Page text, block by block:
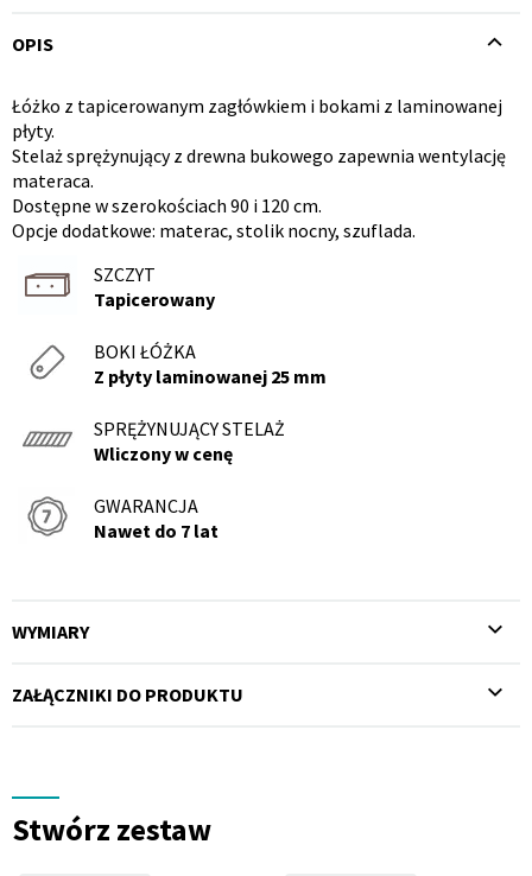
OPIS
Opis
produktu
Łóżko z tapicerowanym zagłówkiem i bokami z laminowanej
płyty.
Stelaż sprężynujący z drewna bukowego zapewnia wentylację
materaca.
Dostępne w szerokościach 90 i 120 cm.
Opcje dodatkowe: materac, stolik nocny, szuflada.
SZCZYT
Tapicerowany
BOKI ŁÓŻKA
Z płyty laminowanej 25 mm
SPRĘŻYNUJĄCY STELAŻ
Wliczony w cenę
GWARANCJA
Nawet do 7 lat
WYMIARY
ZAŁĄCZNIKI DO PRODUKTU
Stwórz zestaw